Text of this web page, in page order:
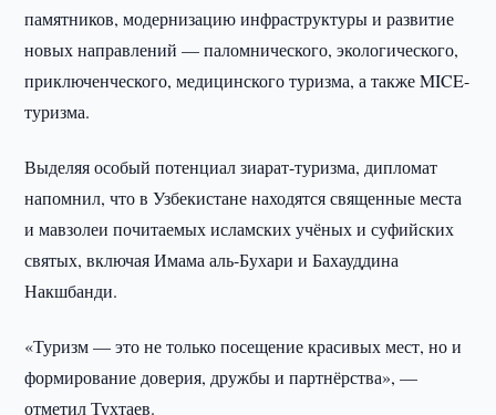
памятников, модернизацию инфраструктуры и развитие
новых направлений — паломнического, экологического,
приключенческого, медицинского туризма, а также MICE-
туризма.
Выделяя особый потенциал зиарат-туризма, дипломат
напомнил, что в Узбекистане находятся священные места
и мавзолеи почитаемых исламских учёных и суфийских
святых, включая Имама аль-Бухари и Бахауддина
Накшбанди.
«Туризм — это не только посещение красивых мест, но и
формирование доверия, дружбы и партнёрства», —
отметил Тухтаев.